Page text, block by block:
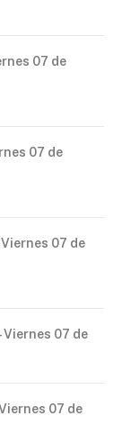
07 de
07 de
Viernes 07 de
Viernes 07 de
Viernes 07 de